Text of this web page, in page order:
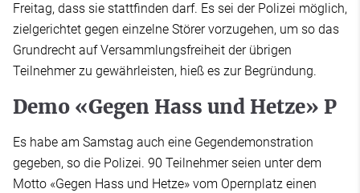
Freitag, dass sie stattfinden darf. Es sei der Polizei möglich,
zielgerichtet gegen einzelne Störer vorzugehen, um so das
Grundrecht auf Versammlungsfreiheit der übrigen
Teilnehmer zu gewährleisten, hieß es zur Begründung.
Demo «Gegen Hass und Hetze» P
Es habe am Samstag auch eine Gegendemonstration
gegeben, so die Polizei. 90 Teilnehmer seien unter dem
Motto «Gegen Hass und Hetze» vom Opernplatz einen